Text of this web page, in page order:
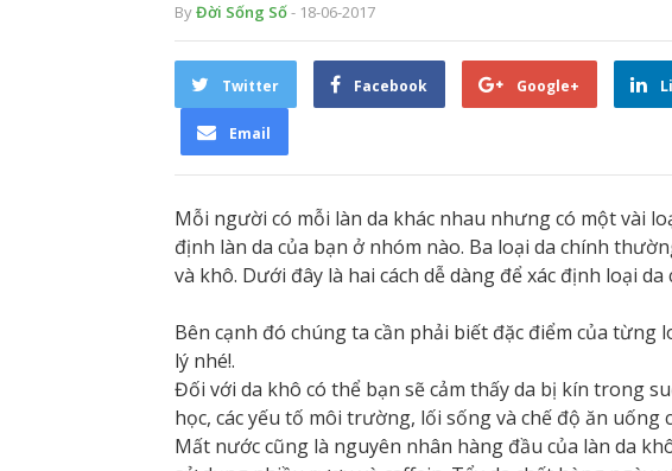
ByĐời Sống Số- 18-06-2017
Twitter Facebook Google+
Email
Mỗi người có mỗi làn da khác nhau nhưng có một vài
định làn da của bạn ở nhóm nào. Ba loại da chính
và khô. Dưới đây là hai cách dễ dàng để xác định loại da
Bên cạnh đó chúng ta cần phải biết đặc điểm của từng
lý nhé!.
Đối với da khô có thể bạn sẽ cảm thấy da bị kín trong
học, các yếu tố môi trường, lối sống và chế độ ăn uống
Mất nước cũng là nguyên nhân hàng đầu của làn da